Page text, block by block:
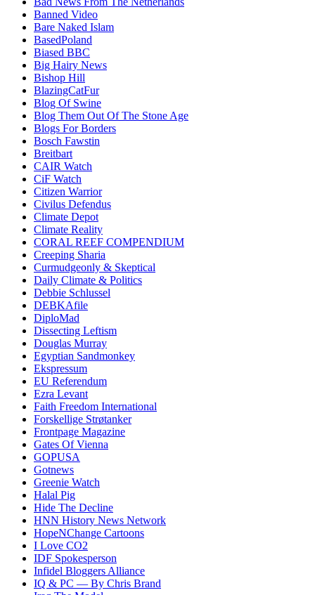
Banned Video
Bare Naked Islam
BasedPoland
Biased BBC
Big Hairy News
Bishop Hill
BlazingCatFur
Blog Of Swine
Blog Them Out Of The Stone Age
Blogs For Borders
Bosch Fawstin
Breitbart
CAIR Watch
CiF Watch
Citizen Warrior
Civilus Defendus
Climate Depot
Climate Reality
CORAL REEF COMPENDIUM
Creeping Sharia
Curmudgeonly & Skeptical
Daily Climate & Politics
Debbie Schlussel
DEBKAfile
DiploMad
Dissecting Leftism
Douglas Murray
Egyptian Sandmonkey
Ekspressum
EU Referendum
Ezra Levant
Faith Freedom International
Forskellige Strøtanker
Frontpage Magazine
Gates Of Vienna
GOPUSA
Gotnews
Greenie Watch
Halal Pig
Hide The Decline
HNN History News Network
HopeNChange Cartoons
I Love CO2
IDF Spokesperson
Infidel Bloggers Alliance
IQ & PC — By Chris Brand